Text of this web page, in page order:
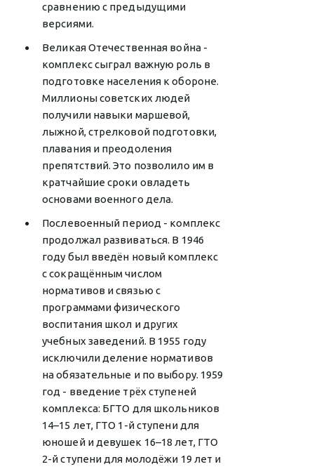
сравнению с предыдущими
версиями.
Великая Отечественная война -
комплекс сыграл важную роль в
подготовке населения к обороне.
Миллионы советских людей
получили навыки маршевой,
лыжной, стрелковой подготовки,
плавания и преодоления
препятствий. Это позволило им в
кратчайшие сроки овладеть
основами военного дела.
Послевоенный период - комплекс
продолжал развиваться. В 1946
году был введён новый комплекс
с сокращённым числом
нормативов и связью с
программами физического
воспитания школ и других
учебных заведений. В 1955 году
исключили деление нормативов
на обязательные и по выбору. 1959
год - введение трёх ступеней
комплекса: БГТО для школьников
14–15 лет, ГТО 1-й ступени для
юношей и девушек 16–18 лет, ГТО
2-й ступени для молодёжи 19 лет и